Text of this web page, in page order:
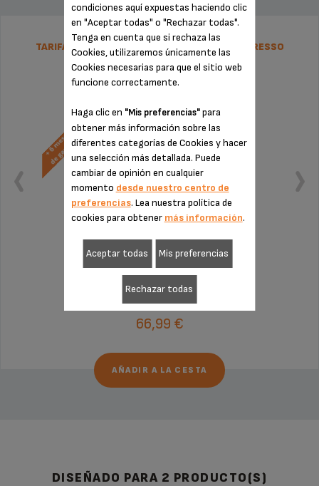
TARIFA PLANA DE REPARACIÓN CAFETERA ESPRESSO
KRUPS
Sin factura ni sorpresas
¡Extensión de la garantía de 6 meses!
66,99 €
AÑADIR A LA CESTA
DISEÑADO PARA 2 PRODUCTO(S)
condiciones aquí expuestas haciendo clic
en "Aceptar todas" o "Rechazar todas".
Tenga en cuenta que si rechaza las
Cookies, utilizaremos únicamente las
Cookies necesarias para que el sitio web
funcione correctamente.
Haga clic en "Mis preferencias"para
obtener más información sobre las
diferentes categorías de Cookies y hacer
una selección más detallada. Puede
cambiar de opinión en cualquier
momento desde nuestro centro de
preferencias. Lea nuestra política de
cookies para obtener más información.
Aceptar todas Mis preferencias
Rechazar todas